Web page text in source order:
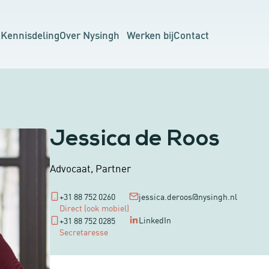
KennisdelingOver Nysingh Werken bijContact
Jessica de Roos
Advocaat, Partner
+31 88 752 0260
Direct (ook mobiel)
+31 88 752 0285
Secretaresse
jessica.deroos@nysingh.nl
LinkedIn